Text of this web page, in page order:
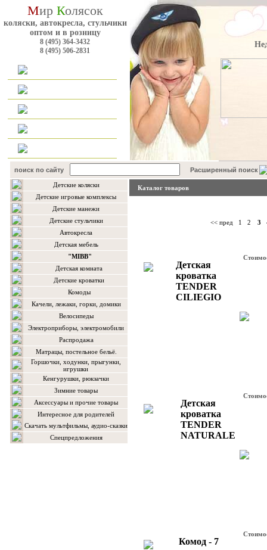
Мир Колясок
коляски, автокресла, стульчики
оптом и в розницу
8 (495) 364-3432
8 (495) 506-2831
поиск по сайту Расширенный поиск
Детские коляски
Детские игровые комплексы
Детские манежи
Детские стульчики
Автокресла
Детская мебель
"MIBB"
Детская комната
Детские кроватки
Комоды
Качели, лежаки, горки, домики
Велосипеды
Электроприборы, электромобили
Распродажа
Матрацы, постельное бельё.
Горшочки, ходунки, прыгунки,
игрушки
Кенгурушки, рюкзачки
Зимние товары
Аксессуары и прочие товары
Интересное для родителей
Скачать мультфильмы, аудио-сказки
Спецпредложения
Каталог товаров
<< пред 1 2 3
Детская
кроватка
TENDER
CILIEGIO
Детская
кроватка
TENDER
NATURALE
Комод - 7